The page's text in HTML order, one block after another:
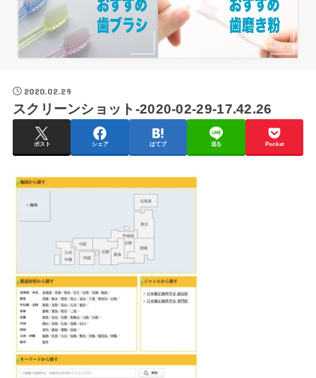
2020.02.29
スクリーンショット-2020-02-29-17.42.26
ポスト シェア はてブ 送る Pocket